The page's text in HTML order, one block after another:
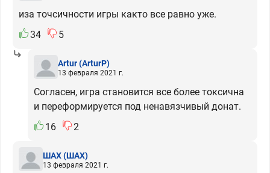
иза точсичности игры както все равно уже.
34
5
Artur(ArturP)
13 февраля 2021 г.
Согласен, игра становится все более токсична
и переформируется под ненавязчивый донат.
16
2
ШАХ(ШАХ)
13 февраля 2021 г.